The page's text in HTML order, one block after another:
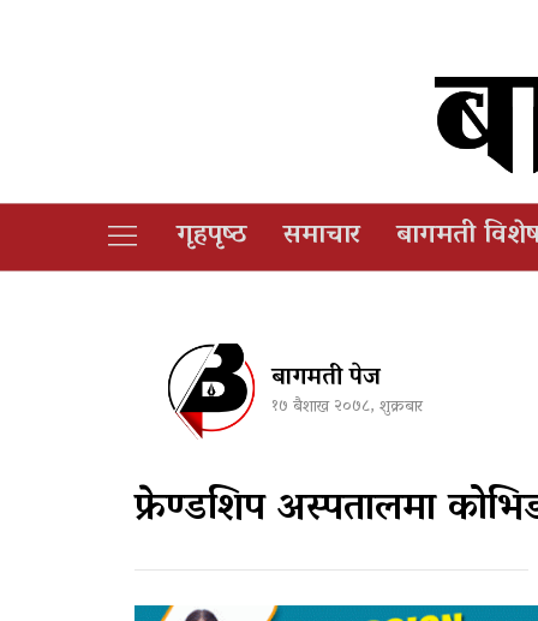
गृहपृष्‍ठ समाचार बागमती
बागमती पेज
१७ बैशाख २०७८, शुक्रबार
फ्रेण्डशिप अस्पतालमा